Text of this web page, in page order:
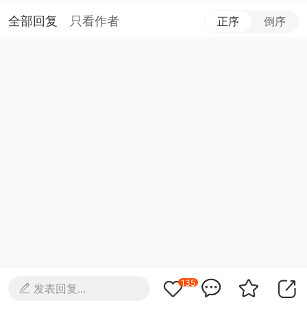
全部回复 只看作者 正序 倒序
发表回复...
135